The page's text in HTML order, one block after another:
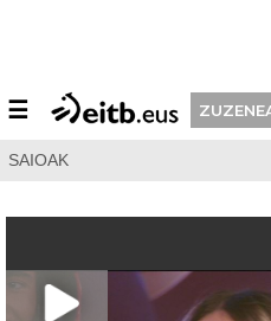
☰
SAIOAK